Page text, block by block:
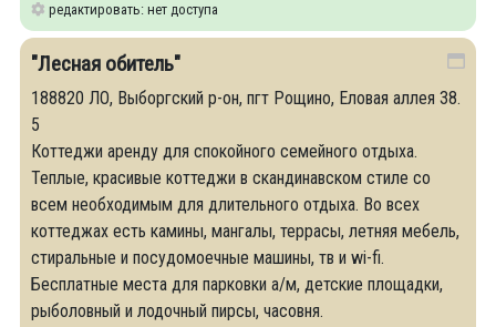
редактировать: нет доступа
"Лесная обитель"
188820 ЛО, Выборгский р-он, пгт Рощино, Еловая аллея 38.
5
Коттеджи аренду для спокойного семейного отдыха.
Теплые, красивые коттеджи в скандинавском стиле со
всем необходимым для длительного отдыха. Во всех
коттеджах есть камины, мангалы, террасы, летняя мебель,
стиральные и посудомоечные машины, тв и wi-fi.
Бесплатные места для парковки а/м, детские площадки,
рыболовный и лодочный пирсы, часовня.